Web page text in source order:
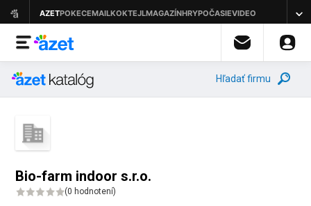
Hľadať firmu
Bio-farm indoor s.r.o.
(0 hodnotení)